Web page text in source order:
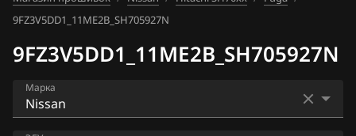
9FZ3V5DD1_11ME2B_SH705927N
9FZ3V5DD1_11ME2B_SH705927N
Марка